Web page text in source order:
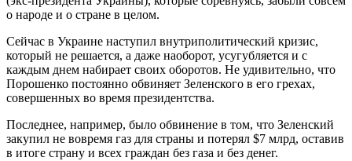
о народе и о стране в целом.
Сейчас в Украине наступил внутриполитический кризис,
который не решается, а даже наоборот, усугубляется и с
каждым днем набирает своих оборотов. Не удивительно, что
Порошенко постоянно обвиняет Зеленского в его грехах,
совершенных во время президентства.
Последнее, например, было обвинение в том, что Зеленский
закупил не вовремя газ для страны и потерял $7 млрд, оставив
в итоге страну и всех граждан без газа и без денег.